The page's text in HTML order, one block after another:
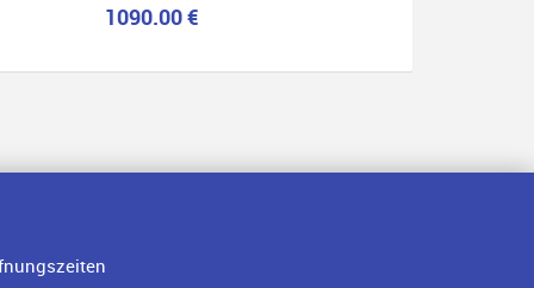
1090.00 €